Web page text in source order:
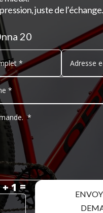
juste de l’échange.
20
1 =